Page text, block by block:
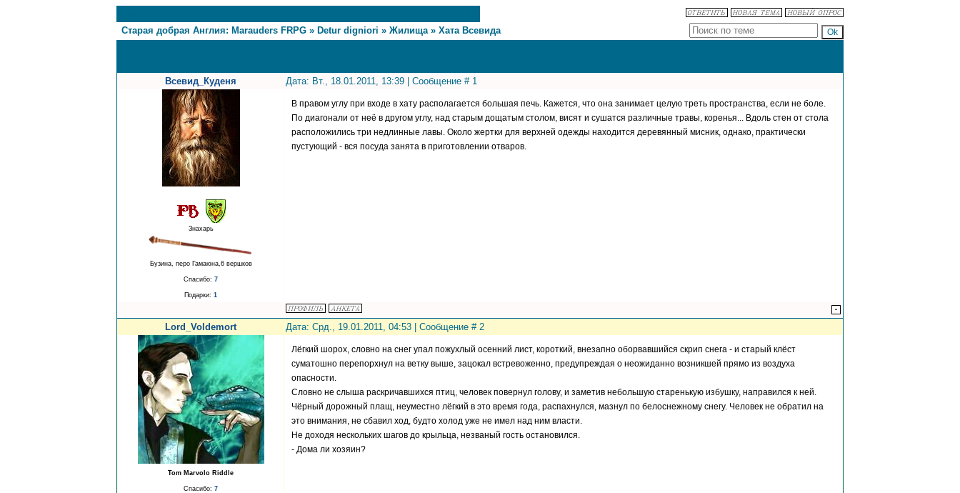
Старая добрая Англия: Marauders FRPG » Detur digniori » Жилища » Хата Всевида
Всевид_Куденя Дата: Вт., 18.01.2011, 13:39 | Сообщение # 1
Знахарь
Бузина, перо Гамаюна,6 вершков
Спасибо: 7
Подарки: 1
В правом углу при входе в хату располагается большая печь. Кажется, что она занимает целую треть пространства, если не боле.
По диагонали от неё в другом углу, над старым дощатым столом, висят и сушатся различные травы, коренья... Вдоль стен от стола
расположились три недлинные лавы. Около жертки для верхней одежды находится деревянный мисник, однако, практически
пустующий - вся посуда занята в приготовлении отваров.
Lord_Voldemort Дата: Срд., 19.01.2011, 04:53 | Сообщение # 2
Tom Marvolo Riddle
Спасибо: 7
Лёгкий шорох, словно на снег упал пожухлый осенний лист, короткий, внезапно оборвавшийся скрип снега - и старый клёст
суматошно перепорхнул на ветку выше, зацокал встревоженно, предупреждая о неожиданно возникшей прямо из воздуха
опасности.
Словно не слыша раскричавшихся птиц, человек повернул голову, и заметив небольшую старенькую избушку, направился к ней.
Чёрный дорожный плащ, неуместно лёгкий в это время года, распахнулся, мазнул по белоснежному снегу. Человек не обратил на
это внимания, не сбавил ход, будто холод уже не имел над ним власти.
Не доходя нескольких шагов до крыльца, незваный гость остановился.
- Дома ли хозяин?